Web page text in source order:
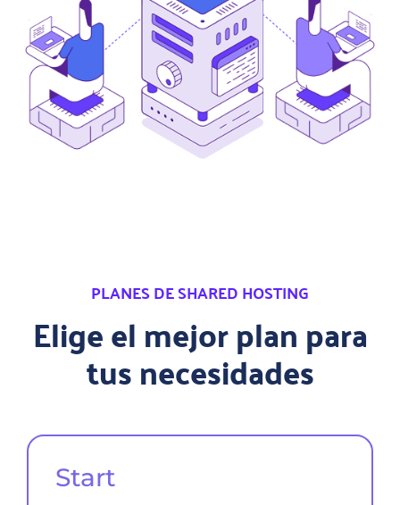
PLANES DE SHARED HOSTING
Elige el mejor plan para
tus necesidades
Start